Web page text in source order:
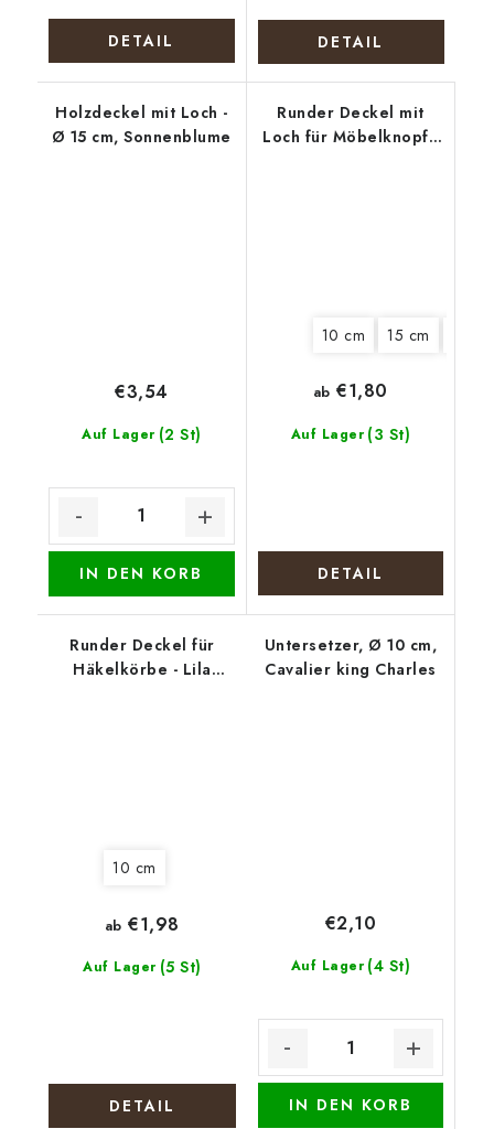
DETAIL DETAIL
Holzdeckel mit Loch -
Ø 15 cm, Sonnenblume
Auf Lager (2 St)
€3,54
IN DEN KORB
Runder Deckel mit
Loch für Möbelknopf -
10 cm 15 cm
Auf Lager (3 St)
ab €1,80
DETAIL
Runder Deckel für
Häkelkörbe - Lila
10 cm
Auf Lager (5 St)
ab €1,98
DETAIL
Untersetzer, Ø 10 cm,
Cavalier king Charles
Auf Lager (4 St)
€2,10
IN DEN KORB